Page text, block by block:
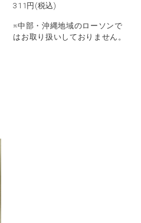
311 円(税込)
※中部・沖縄地域のローソンで
はお取り扱いしておりません。